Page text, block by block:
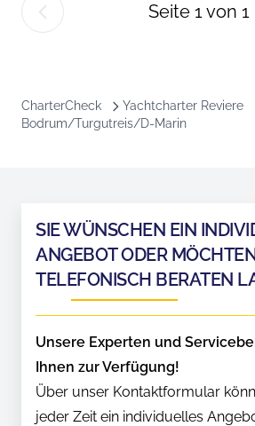
Seite 1von 1
CharterCheck Yachtcharter Reviere
Bodrum/Turgutreis/D-Marin
SIE WÜNSCHEN EIN
ANGEBOT ODER
TELEFONISCH BERATEN
Unsere Experten und
Ihnen zur Verfügung!
Über unser Kontaktformular
jeder Zeit ein individuelles